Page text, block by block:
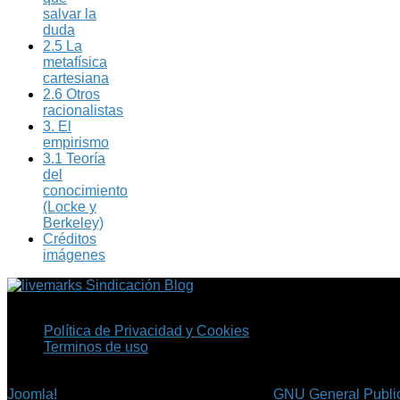
salvar la
duda
2.5 La
metafísica
cartesiana
2.6 Otros
racionalistas
3. El
empirismo
3.1 Teoría
del
conocimiento
(Locke y
Berkeley)
Créditos
imágenes
Sindicación Blog
Política de Privacidad y Cookies
Terminos de uso
Joomla!
GNU General